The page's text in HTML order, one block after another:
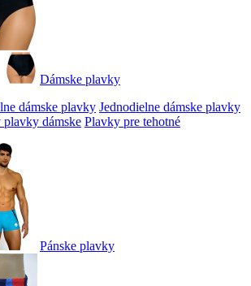
Dámske plavky
dámske plavky Jednodielne dámske plavky
plavky dámske Plavky pre tehotné
Pánske plavky